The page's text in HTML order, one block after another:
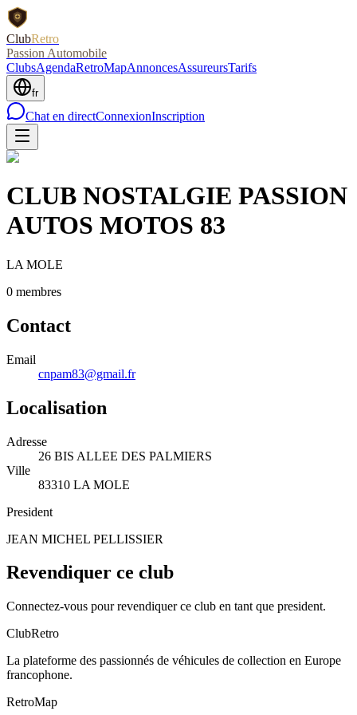
ClubRetro
Passion Automobile
ClubsAgendaRetroMapAnnoncesAssureursTarifs
fr
Chat en directConnexionInscription
CLUB NOSTALGIE PASSION
AUTOS MOTOS 83
LA MOLE
0 membres
Contact
Email
cnpam83@gmail.fr
Localisation
Adresse
26 BIS ALLEE DES PALMIERS
Ville
83310 LA MOLE
President
JEAN MICHEL PELLISSIER
Revendiquer ce club
Connectez-vous pour revendiquer ce club en tant que president.
ClubRetro
La plateforme des passionnés de véhicules de collection en Europe
francophone.
RetroMap